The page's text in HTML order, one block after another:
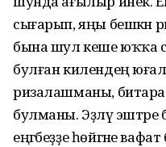
сығарып, яңы бешкән
бына шул кеше юҡҡа
булған килендең
ризалашманы,
булманы. Эҙләү
еңгәбеҙҙе һөйгәне